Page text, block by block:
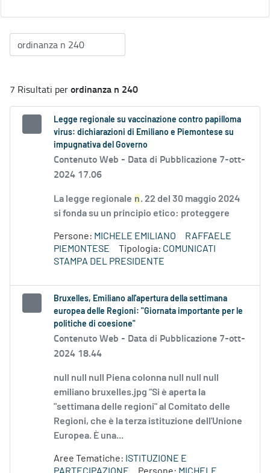
7 Risultati perordinanza n 240
Legge regionale su vaccinazione contro papilloma
virus: dichiarazioni di Emiliano e Piemontese su
impugnativa del Governo
Contenuto Web - Data di Pubblicazione 7-ott-
2024 17.06
La legge regionale n. 22 del 30 maggio 2024
si fonda su un principio etico: proteggere
Persone: MICHELE EMILIANO
RAFFAELE
PIEMONTESE
Tipologia: COMUNICATI
STAMPA DEL PRESIDENTE
Bruxelles, Emiliano all'apertura della settimana
europea delle Regioni: "Giornata importante per le
politiche di coesione"
Contenuto Web - Data di Pubblicazione 7-ott-
2024 18.44
null null null Piena colonna null null null
emiliano bruxelles.jpg “Si è aperta la
"settimana delle regioni" al Comitato delle
Regioni, che è la terza istituzione dell'Unione
Europea. È una...
Aree Tematiche: ISTITUZIONE E